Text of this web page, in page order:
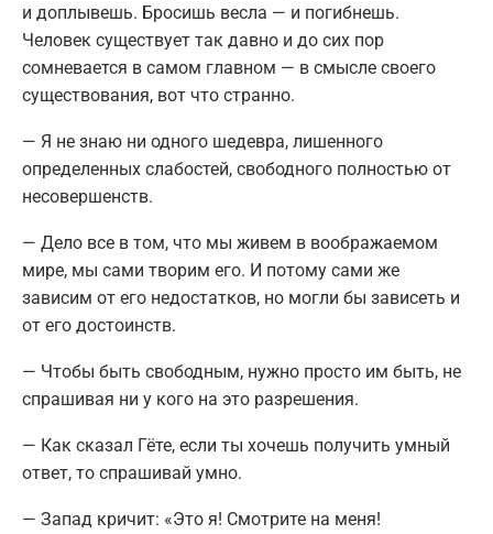
и доплывешь. Бросишь весла — и погибнешь.
Человек существует так давно и до сих пор
сомневается в самом главном — в смысле своего
существования, вот что странно.
— Я не знаю ни одного шедевра, лишенного
определенных слабостей, свободного полностью от
несовершенств.
— Дело все в том, что мы живем в воображаемом
мире, мы сами творим его. И потому сами же
зависим от его недостатков, но могли бы зависеть и
от его достоинств.
— Чтобы быть свободным, нужно просто им быть, не
спрашивая ни у кого на это разрешения.
— Как сказал Гёте, если ты хочешь получить умный
ответ, то спрашивай умно.
— Запад кричит: «Это я! Смотрите на меня!